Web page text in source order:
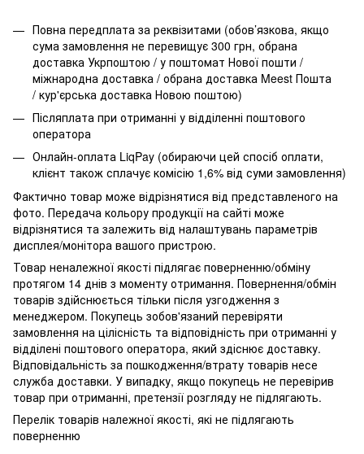
Повна передплата за реквізитами (обов’язкова, якщо
сума замовлення не перевищує 300 грн, обрана
доставка Укрпоштою / у поштомат Нової пошти /
міжнародна доставка / обрана доставка Meest Пошта
/ кур'єрська доставка Новою поштою)
Післяплата при отриманні у відділенні поштового
оператора
Онлайн-оплата LiqPay (обираючи цей спосіб оплати,
клієнт також сплачує комісію 1,6% від суми замовлення)
Фактично товар може відрізнятися від представленого на
фото. Передача кольору продукції на сайті може
відрізнятися та залежить від налаштувань параметрів
дисплея/монітора вашого пристрою.
Товар неналежної якості підлягає поверненню/обміну
протягом 14 днів з моменту отримання. Повернення/обмін
товарів здійснюється тільки після узгодження з
менеджером. Покупець зобов'язаний перевіряти
замовлення на цілісність та відповідність при отриманні у
відділені поштового оператора, який здіснює доставку.
Відповідальність за пошкодження/втрату товарів несе
служба доставки. У випадку, якщо покупець не перевірив
товар при отриманні, претензії розгляду не підлягають.
Перелік товарів належної якості, які не підлягають
поверненню